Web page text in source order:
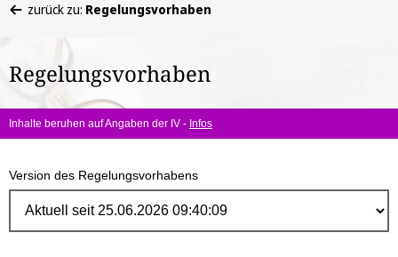
befinden
hier:
zurück zu: Regelungsvorhaben
Regelungsvorhaben
Inhalte beruhen auf Angaben der IV - Infos
Version des Regelungsvorhabens